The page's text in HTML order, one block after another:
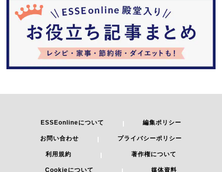
ESSEonlineについて 編集ポリシー
お問い合わせ プライバシーポリシー
利用規約 著作権について
Cookieについて 媒体資料